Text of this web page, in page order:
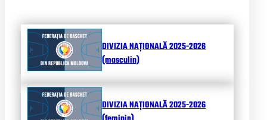
DIVIZIA NAȚIONALĂ 2025-2026
(masculin)
DIVIZIA NAȚIONALĂ 2025-2026